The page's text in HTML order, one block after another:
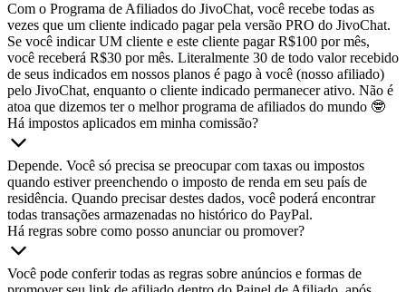
Com o Programa de Afiliados do JivoChat, você recebe todas as
vezes que um cliente indicado pagar pela versão PRO do JivoChat.
Se você indicar UM cliente e este cliente pagar R$100 por mês,
você receberá R$30 por mês. Literalmente 30 de todo valor recebido
de seus indicados em nossos planos é pago à você (nosso afiliado)
pelo JivoChat, enquanto o cliente indicado permanecer ativo. Não é
atoa que dizemos ter o melhor programa de afiliados do mundo 🤓
Há impostos aplicados em minha comissão?
Depende. Você só precisa se preocupar com taxas ou impostos
quando estiver preenchendo o imposto de renda em seu país de
residência. Quando precisar destes dados, você poderá encontrar
todas transações armazenadas no histórico do PayPal.
Há regras sobre como posso anunciar ou promover?
Você pode conferir todas as regras sobre anúncios e formas de